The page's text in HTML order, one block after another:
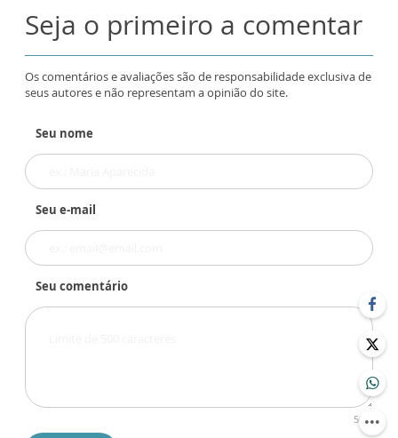
Seja o primeiro a comentar
Os comentários e avaliações são de responsabilidade exclusiva de
seus autores e não representam a opinião do site.
Seu nome
Seu e-mail
Seu comentário
500